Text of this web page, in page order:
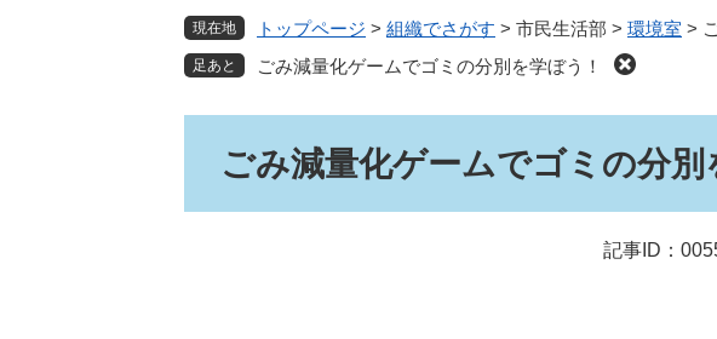
現在地 トップページ > 組織でさがす > 市民生活部 > 環境室 >
ごみ減量化ゲームでゴミの分別を学ぼう！
ごみ減量化ゲームでゴミの分別
記事ID：